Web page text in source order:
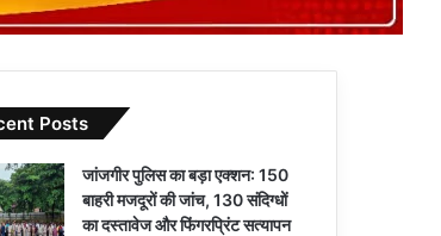
Posts
जांजगीर पुलिस का बड़ा एक्शन: 150
बाहरी मजदूरों की जांच, 130 संदिग्धों
का दस्तावेज और फिंगरप्रिंट सत्यापन